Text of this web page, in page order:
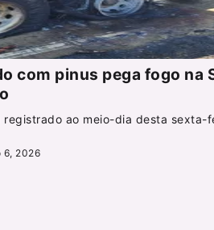
com pinus pega fogo na
registrado ao meio-dia desta sexta-
6, 2026